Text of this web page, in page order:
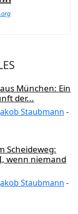
München: Ein
der...
Staubmann -
Scheideweg:
wenn niemand
Staubmann -